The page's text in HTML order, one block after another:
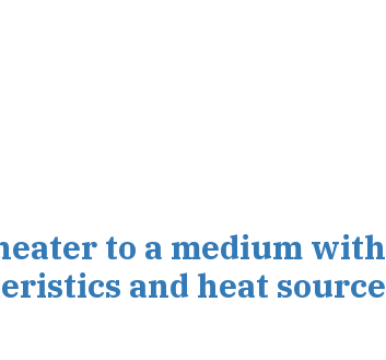
to a medium with
and heat source